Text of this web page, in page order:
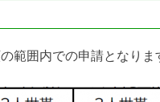
範囲内での申請となりま